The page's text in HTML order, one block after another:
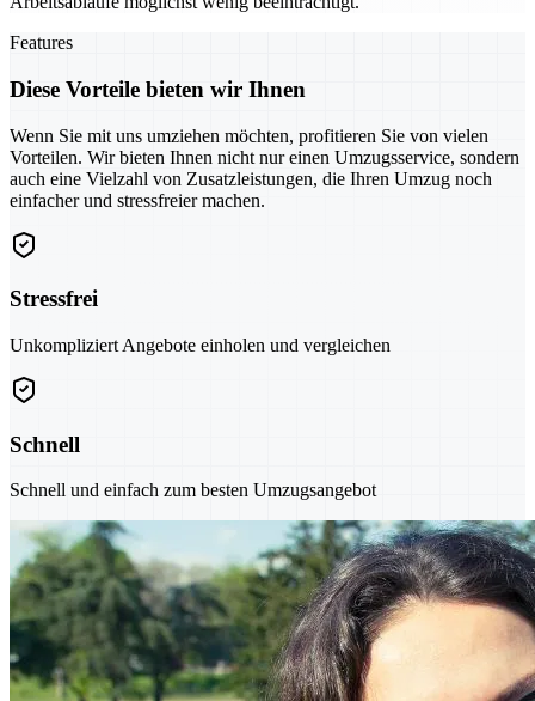
Features
Diese Vorteile bieten wir Ihnen
Wenn Sie mit uns umziehen möchten, profitieren Sie von vielen
Vorteilen. Wir bieten Ihnen nicht nur einen Umzugsservice, sondern
auch eine Vielzahl von Zusatzleistungen, die Ihren Umzug noch
einfacher und stressfreier machen.
Stressfrei
Unkompliziert Angebote einholen und vergleichen
Schnell
Schnell und einfach zum besten Umzugsangebot